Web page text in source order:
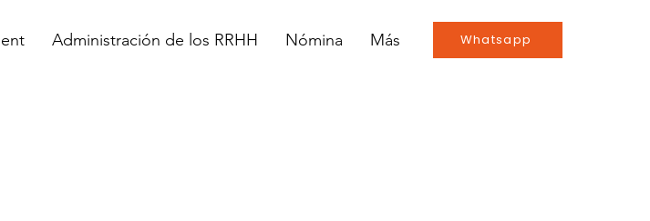
Administración de los RRHH Nómina Más Whatsapp